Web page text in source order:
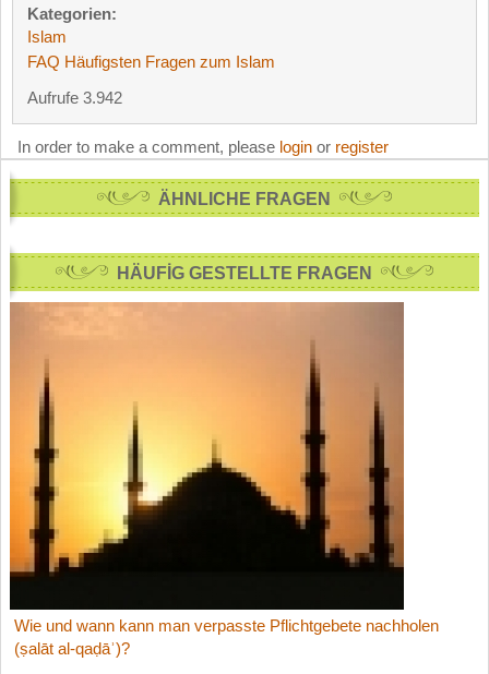
Kategorien:
Islam
FAQ Häufigsten Fragen zum Islam
Aufrufe 3.942
In order to make a comment, please login or register
ÄHNLICHE FRAGEN
HÄUFİG GESTELLTE FRAGEN
Wie und wann kann man verpasste Pflichtgebete nachholen
(ṣalāt al-qaḍāʾ)?